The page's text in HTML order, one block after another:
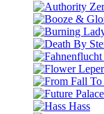
Hass